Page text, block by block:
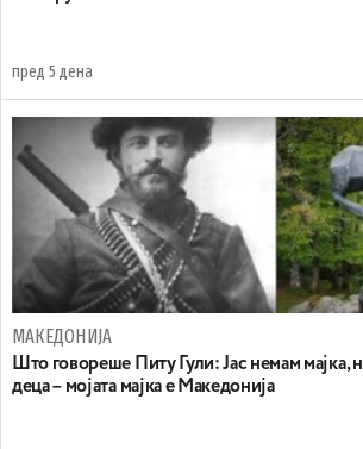
пред 5 дена
МАКЕДОНИЈА
Што говореше Питу Гули: Јас немам мајка,
деца – мојата мајка е Македонија